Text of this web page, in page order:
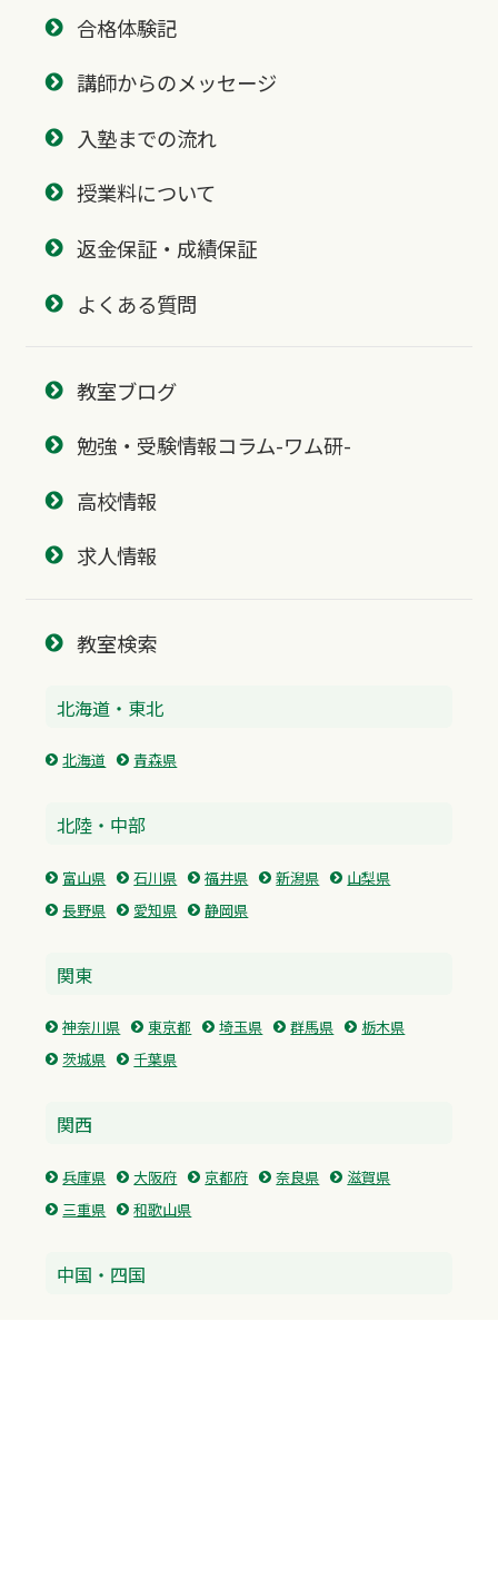
合格体験記
講師からのメッセージ
入塾までの流れ
授業料について
返金保証・成績保証
よくある質問
教室ブログ
勉強・受験情報コラム-ワム研-
高校情報
求人情報
教室検索
北海道・東北
北海道 青森県
北陸・中部
富山県 石川県 福井県 新潟県
山梨県
長野県
愛知県 静岡県
関東
神奈川県 東京都 埼玉県 群馬県
栃木県
茨城県
千葉県
関西
兵庫県 大阪府 京都府 奈良県
滋賀県
三重県
和歌山県
中国・四国